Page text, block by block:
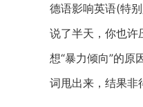
德语影响英语(特
说了半天，你也许
想“暴力倾向”的
词甩出来，结果非